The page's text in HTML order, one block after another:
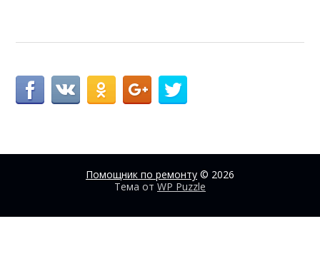
Помощник по ремонту © 2026
Тема от WP Puzzle